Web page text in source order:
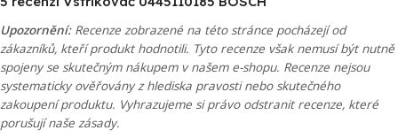
Upozornění:Recenze zobrazené na této stránce pocházejí od
zákazníků, kteří produkt hodnotili. Tyto recenze však nemusí být nutně
spojeny se skutečným nákupem v našem e-shopu. Recenze nejsou
systematicky ověřovány z hlediska pravosti nebo skutečného
zakoupení produktu. Vyhrazujeme si právo odstranit recenze, které
porušují naše zásady.